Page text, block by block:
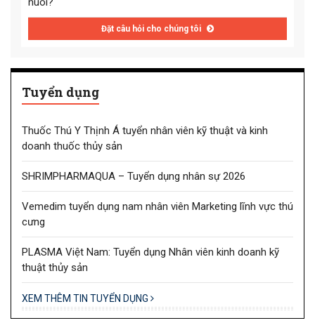
Đặt câu hỏi cho chúng tôi
Tuyển dụng
Thuốc Thú Y Thịnh Á tuyển nhân viên kỹ thuật và kinh
doanh thuốc thủy sản
SHRIMPHARMAQUA – Tuyển dụng nhân sự 2026
Vemedim tuyển dụng nam nhân viên Marketing lĩnh vực thú
cưng
PLASMA Việt Nam: Tuyển dụng Nhân viên kinh doanh kỹ
thuật thủy sản
XEM THÊM TIN TUYỂN DỤNG